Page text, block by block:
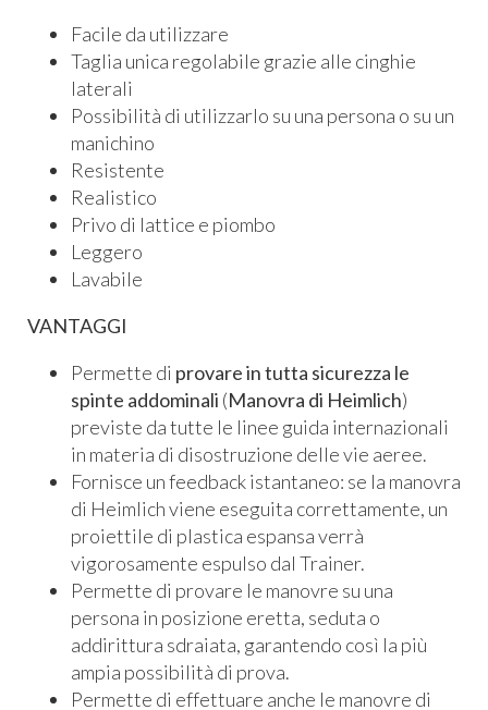
Facile da utilizzare
Taglia unica regolabile grazie alle cinghie
laterali
Possibilità di utilizzarlo su una persona o su un
manichino
Resistente
Realistico
Privo di lattice e piombo
Leggero
Lavabile
VANTAGGI
Permette di provare in tutta sicurezza le
spinte addominali (Manovra di Heimlich)
previste da tutte le linee guida internazionali
in materia di disostruzione delle vie aeree.
Fornisce un feedback istantaneo: se la manovra
di Heimlich viene eseguita correttamente, un
proiettile di plastica espansa verrà
vigorosamente espulso dal Trainer.
Permette di provare le manovre su una
persona in posizione eretta, seduta o
addirittura sdraiata, garantendo così la più
ampia possibilità di prova.
Permette di effettuare anche le manovre di